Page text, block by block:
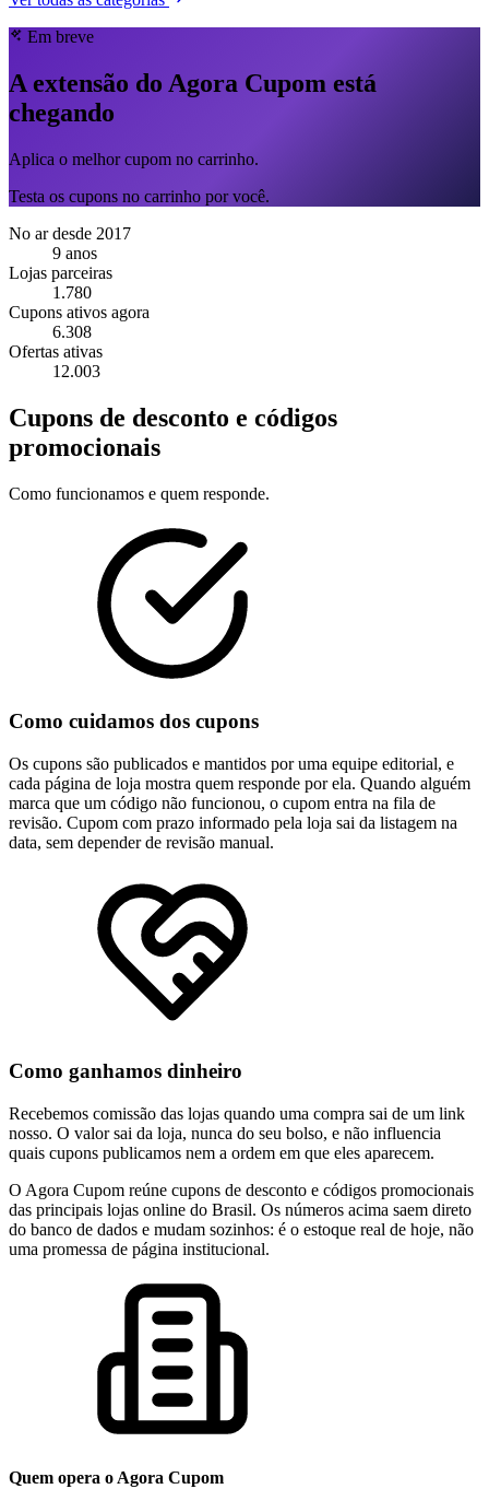
Em breve
A extensão do Agora Cupom está
chegando
Aplica o melhor cupom no carrinho.
Testa os cupons no carrinho por você.
No ar desde 2017
9 anos
Lojas parceiras
1.780
Cupons ativos agora
6.308
Ofertas ativas
12.003
Cupons de desconto e códigos
promocionais
Como funcionamos e quem responde.
Como cuidamos dos cupons
Os cupons são publicados e mantidos por uma equipe editorial, e
cada página de loja mostra quem responde por ela. Quando alguém
marca que um código não funcionou, o cupom entra na fila de
revisão. Cupom com prazo informado pela loja sai da listagem na
data, sem depender de revisão manual.
Como ganhamos dinheiro
Recebemos comissão das lojas quando uma compra sai de um link
nosso. O valor sai da loja, nunca do seu bolso, e não influencia
quais cupons publicamos nem a ordem em que eles aparecem.
O Agora Cupom reúne cupons de desconto e códigos promocionais
das principais lojas online do Brasil. Os números acima saem direto
do banco de dados e mudam sozinhos: é o estoque real de hoje, não
uma promessa de página institucional.
Quem opera o Agora Cupom